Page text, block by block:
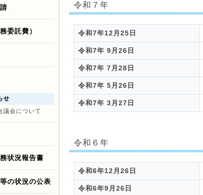
令和７年
令和7年12月25日
令和7年 9月26日
令和7年 7月28日
令和7年 5月26日
令和7年 3月27日
令和６年
令和6年12月26日
令和6年9月26日
委託費）
せ
議会について
状況報告書
の状況の公表